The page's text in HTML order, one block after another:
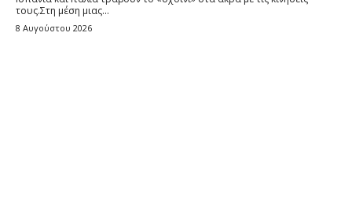
τους.Στη μέση μιας...
8 Αυγούστου 2026